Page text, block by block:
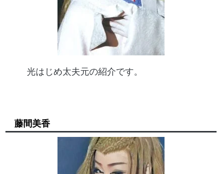
光はじめ太夫元の紹介です。
藤間美香